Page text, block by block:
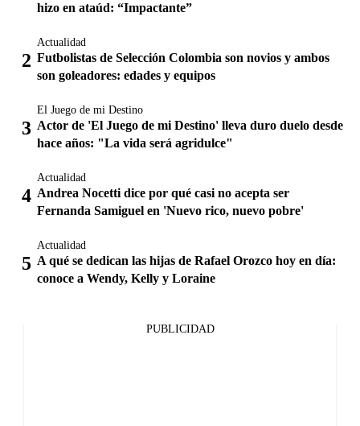
hizo en ataúd: “Impactante”
Actualidad
Futbolistas de Selección Colombia son novios y ambos
son goleadores: edades y equipos
El Juego de mi Destino
Actor de 'El Juego de mi Destino' lleva duro duelo desde
hace años: "La vida será agridulce"
Actualidad
Andrea Nocetti dice por qué casi no acepta ser
Fernanda Samiguel en 'Nuevo rico, nuevo pobre'
Actualidad
A qué se dedican las hijas de Rafael Orozco hoy en día:
conoce a Wendy, Kelly y Loraine
PUBLICIDAD